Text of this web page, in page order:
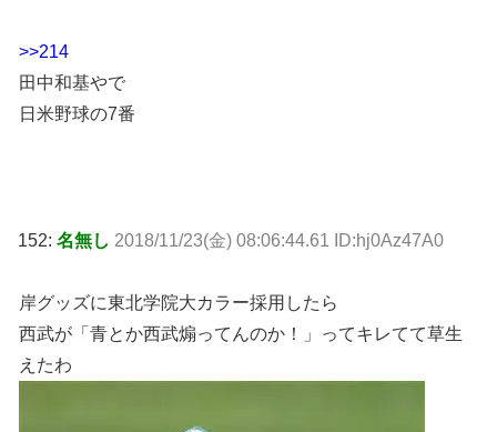
>>214
田中和基やで
日米野球の7番
152: 名無し 2018/11/23(金) 08:06:44.61 ID:hj0Az47A0
岸グッズに東北学院大カラー採用したら
西武が「青とか西武煽ってんのか！」ってキレてて草生
えたわ